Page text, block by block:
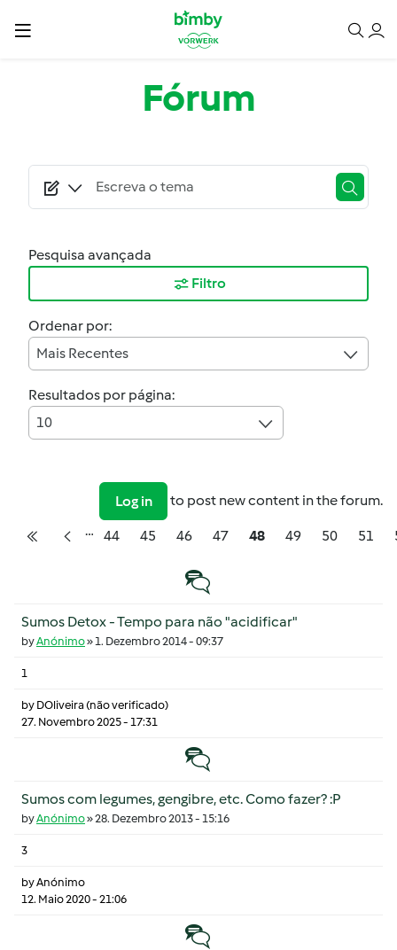
Passar para o conteúdo principal
Fórum
Pesquisa avançada
Filtro
Ordenar por:
Mais Recentes
Resultados por página:
10
Log in to post new content in the forum.
Pagination
Primeira página
Página anterior
… Página
44 Página
45 Página
46 Página
47 Página
48 Página
49 Página
50 51
Tópico normal
Sumos Detox - Tempo para não "acidificar"
byAnónimo»1. Dezembro 2014 - 09:37
1
by DOliveira (não verificado)
27. Novembro 2025 - 17:31
Tópico normal
Sumos com legumes, gengibre, etc. Como fazer? :P
byAnónimo»28. Dezembro 2013 - 15:16
3
byAnónimo
12. Maio 2020 - 21:06
Tópico normal